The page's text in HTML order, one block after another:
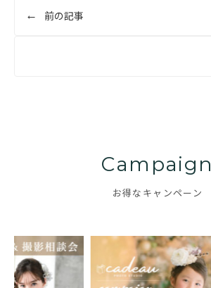
前の記事
Campaign
お得なキャンペーン